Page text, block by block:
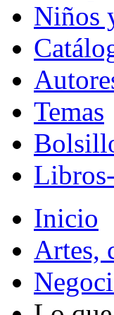
Niños
Temas
Inicio
Artes,